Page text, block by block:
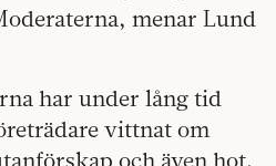
menar Lund
har under lång tid
vittnat om
och även hot,